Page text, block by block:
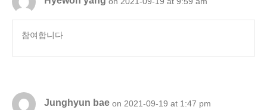
참여합니다
Junghyun bae on 2021-09-19 at 1:47 pm